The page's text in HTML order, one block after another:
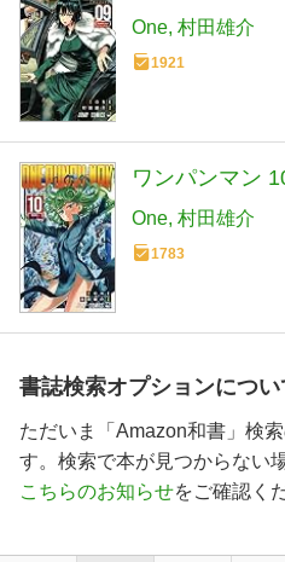
One 村田雄介
1921
ワンパンマン
One 村田雄介
1783
書誌検索オプションについ
ただいま「Amazon和書」検
す。検索で本が見つからない
こちらのお知らせをご確認く